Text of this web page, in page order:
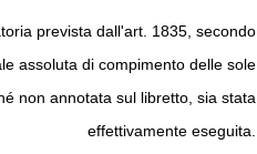
prevista dall'art. 1835, secondo
assoluta di compimento delle sole
non annotata sul libretto, sia stata
effettivamente eseguita.